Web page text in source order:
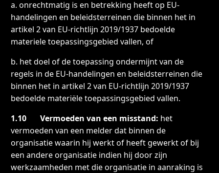
a. onrechtmatig is en betrekking heeft op EU-
handelingen en beleidsterreinen die binnen het in
artikel 2 van EU-richtlijn 2019/1937 bedoelde
materiele toepassingsgebied vallen, of
b. het doel of de toepassing ondermijnt van de
regels in de EU-handelingen en beleidsterreinen die
binnen het in artikel 2 van EU-richtlijn 2019/1937
bedoelde materiële toepassingsgebied vallen.
1.10 Vermoeden van een misstand: het
vermoeden van een melder dat binnen de
organisatie waarin hij werkt of heeft gewerkt of bij
een andere organisatie indien hij door zijn
werkzaamheden met die organisatie in aanraking is